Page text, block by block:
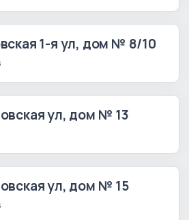
1-я ул, дом № 8/10
ул, дом № 13
ул, дом № 15